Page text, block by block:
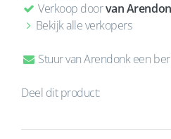
Verkoop doorvan
Bekijk alle verkopers
Stuur van Arendonk een
Deel dit product: